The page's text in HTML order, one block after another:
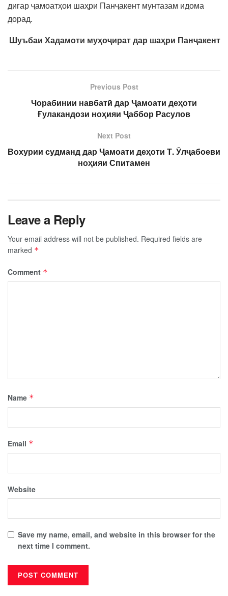
дигар ҷамоатҳои шаҳри Панҷакент мунтазам идома
дорад.
Шуъбаи Хадамоти муҳоҷират дар шаҳри Панҷакент
Previous Post
Чорабинии навбатӣ дар Ҷамоати деҳоти
Ғулакандози ноҳияи Ҷаббор Расулов
Next Post
Вохурии судманд дар Ҷамоати деҳоти Т. Ӯлҷабоеви
ноҳияи Спитамен
Leave a Reply
Your email address will not be published. Required fields are
marked *
Comment *
Name *
Email *
Website
Save my name, email, and website in this browser for the
next time I comment.